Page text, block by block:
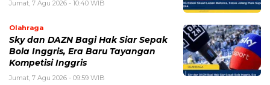
Jumat, 7 Agu 2026 - 10:40 WIB
Olahraga
Sky dan DAZN Bagi Hak Siar Sepak
Bola Inggris, Era Baru Tayangan
Kompetisi Inggris
Jumat, 7 Agu 2026 - 09:59 WIB